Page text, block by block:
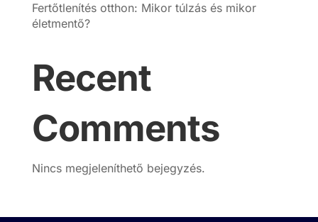
Fertőtlenítés otthon: Mikor túlzás és mikor
életmentő?
Recent
Comments
Nincs megjeleníthető bejegyzés.